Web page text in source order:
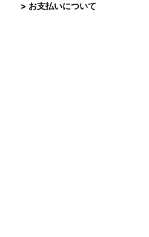
> お支払いについて